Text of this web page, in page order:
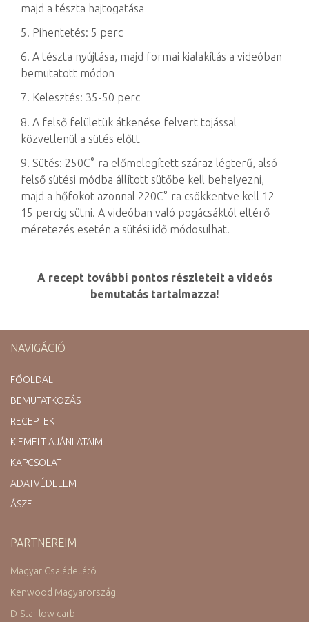
majd a tészta hajtogatása
5. Pihentetés: 5 perc
6. A tészta nyújtása, majd formai kialakítás a videóban
bemutatott módon
7. Kelesztés: 35-50 perc
8. A felső felületük átkenése felvert tojással
közvetlenül a sütés előtt
9. Sütés: 250C°-ra előmelegített száraz légterű, alsó-
felső sütési módba állított sütőbe kell behelyezni,
majd a hőfokot azonnal 220C°-ra csökkentve kell 12-
15 percig sütni. A videóban való pogácsáktól eltérő
méretezés esetén a sütési idő módosulhat!
A recept további pontos részleteit a videós
bemutatás tartalmazza!
NAVIGÁCIÓ
FŐOLDAL
BEMUTATKOZÁS
RECEPTEK
KIEMELT AJÁNLATAIM
KAPCSOLAT
ADATVÉDELEM
ÁSZF
PARTNEREIM
Magyar Családellátó
Kenwood Magyarország
D-Star low carb